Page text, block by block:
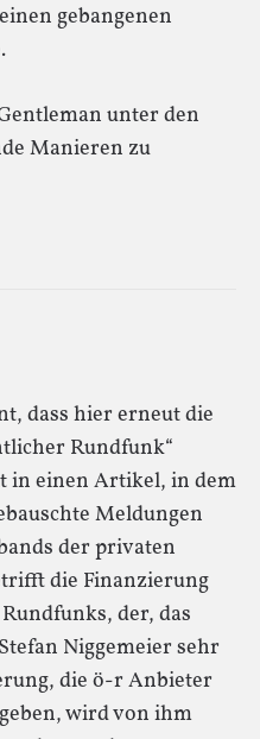
gebangenen
unter den
Manieren zu
dass hier erneut die
Rundfunk“
in einen Artikel, in dem
Meldungen
der privaten
die Finanzierung
der, das
Niggemeier sehr
die ö-r Anbieter
wird von ihm